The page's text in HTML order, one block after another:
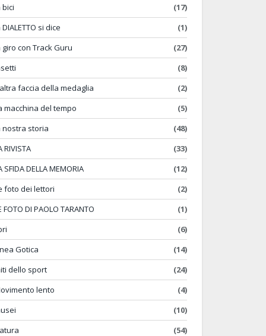
bici
(17)
DIALETTO si dice
(1)
giro con Track Guru
(27)
(8)
faccia della medaglia
(2)
macchina del tempo
(5)
nostra storia
(48)
RIVISTA
(33)
SFIDA DELLA MEMORIA
(12)
foto dei lettori
(2)
FOTO DI PAOLO TARANTO
(1)
(6)
Gotica
(14)
dello sport
(24)
lento
(4)
(10)
(54)